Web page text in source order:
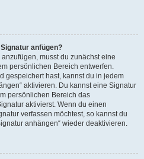
anfügen?
musst du zunächst eine
persönlichen Bereich entwerfen.
gespeichert hast, kannst du in jedem
aktivieren. Du kannst eine Signatur
persönlichen Bereich das
aktivierst. Wenn du einen
verfassen möchtest, so kannst du
anhängen“ wieder deaktivieren.